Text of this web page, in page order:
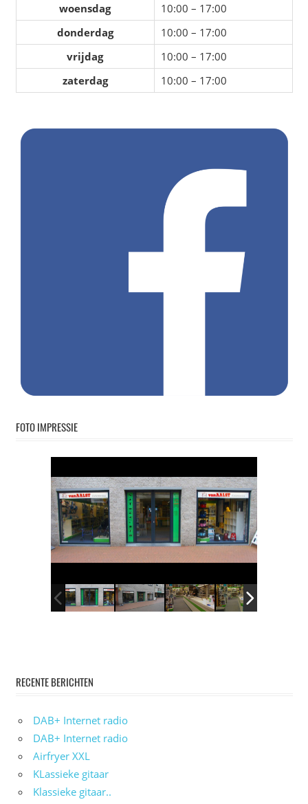
woensdag
10:00 – 17:00
donderdag
10:00 – 17:00
vrijdag
10:00 – 17:00
zaterdag
10:00 – 17:00
FOTO IMPRESSIE
RECENTE BERICHTEN
DAB+ Internet radio
DAB+ Internet radio
Airfryer XXL
KLassieke gitaar
Klassieke gitaar..